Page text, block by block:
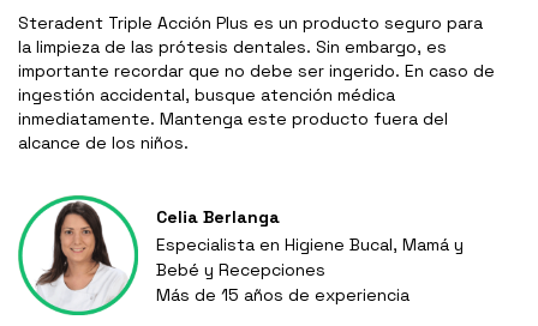
Steradent Triple Acción Plus es un producto seguro para
la limpieza de las prótesis dentales. Sin embargo, es
importante recordar que no debe ser ingerido. En caso de
ingestión accidental, busque atención médica
inmediatamente. Mantenga este producto fuera del
alcance de los niños.
Celia Berlanga
Especialista en Higiene Bucal, Mamá y
Bebé y Recepciones
Más de 15 años de experiencia